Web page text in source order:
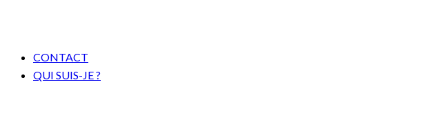
CONTACT
QUI SUIS-JE ?